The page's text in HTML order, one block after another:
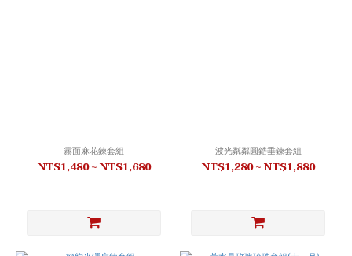
霧面麻花鍊套組
NT$1,480 ~ NT$1,680
波光粼粼圓鋯垂鍊套組
NT$1,280 ~ NT$1,880